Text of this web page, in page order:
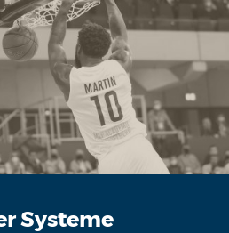
Systeme